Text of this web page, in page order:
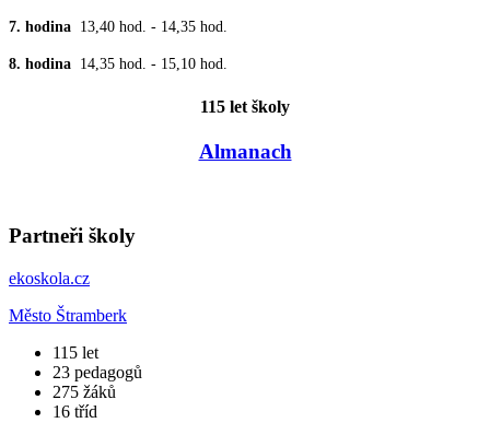
7. hodina 13,40 hod. - 14,35 hod.
8. hodina 14,35 hod. - 15,10 hod.
115 let školy
Almanach
Partneři školy
ekoskola.cz
Město Štramberk
​115 let
23 pedagogů
275 žáků
16 tříd